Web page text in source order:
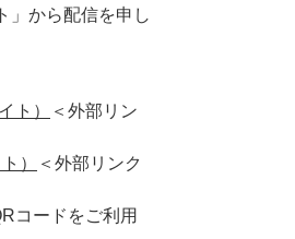
」から配信を申し
ト）
＜外部リン
）
＜外部リンク
コードをご利用